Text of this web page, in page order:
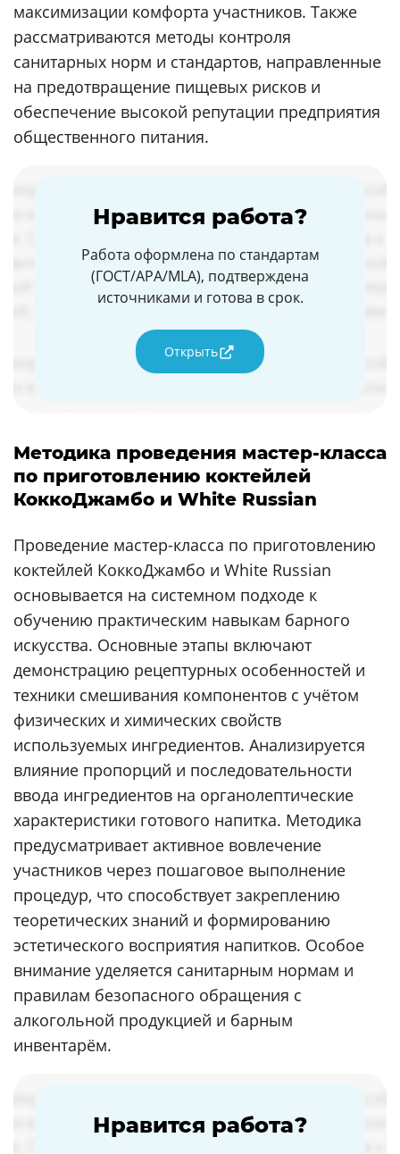
максимизации комфорта участников. Также
рассматриваются методы контроля
санитарных норм и стандартов, направленные
на предотвращение пищевых рисков и
обеспечение высокой репутации предприятия
общественного питания.
Нравится работа?
Работа оформлена по стандартам
(ГОСТ/APA/MLA), подтверждена
источниками и готова в срок.
Открыть
Методика проведения мастер-класса
по приготовлению коктейлей
КоккоДжамбо и White Russian
Проведение мастер-класса по приготовлению
коктейлей КоккоДжамбо и White Russian
основывается на системном подходе к
обучению практическим навыкам барного
искусства. Основные этапы включают
демонстрацию рецептурных особенностей и
техники смешивания компонентов с учётом
физических и химических свойств
используемых ингредиентов. Анализируется
влияние пропорций и последовательности
ввода ингредиентов на органолептические
характеристики готового напитка. Методика
предусматривает активное вовлечение
участников через пошаговое выполнение
процедур, что способствует закреплению
теоретических знаний и формированию
эстетического восприятия напитков. Особое
внимание уделяется санитарным нормам и
правилам безопасного обращения с
алкогольной продукцией и барным
инвентарём.
Нравится работа?